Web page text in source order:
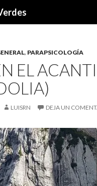
, PARAPSICOLOGÍA
EL
LUISRN DEJA UN